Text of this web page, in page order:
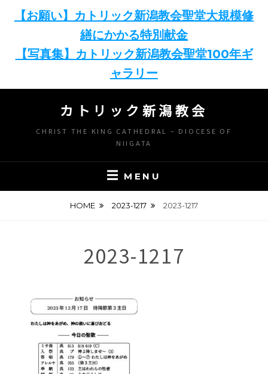
【お願い】カトリック新潟教会聖堂大規模修
繕にかかる特別献金
【写真集】カトリック新潟教会聖堂100年ギ
ャラリー
content
カトリック新潟教会
CHRIST THE KING CATHEDRAL – DIOCESE OF
NIIGATA
MENU
HOME 2023-1217 2023-1217
2023-1217